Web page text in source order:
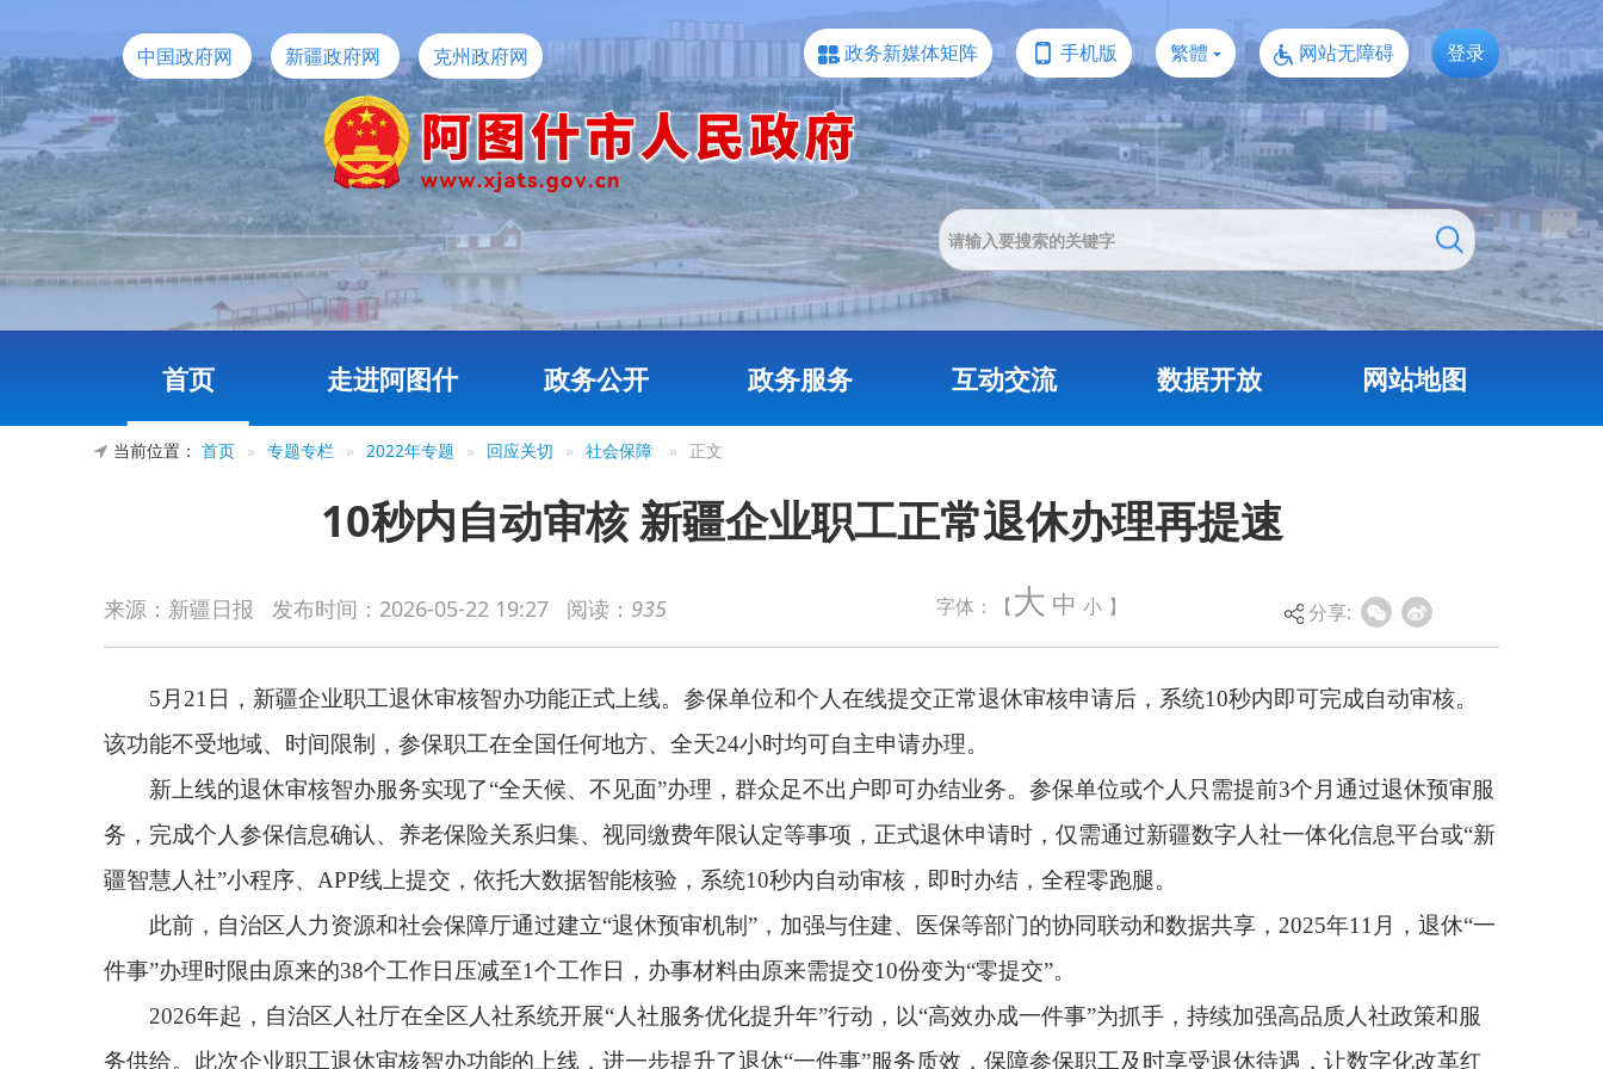
中国政府网 新疆政府网 克州政府网 政务新媒体矩阵 手机版 繁體 网站无障碍 登录
首页 走进阿图什 政务公开 政务服务 互动交流 数据开放 网站地图
当前位置： 首页 » 专题专栏 » 2022年专题 » 回应关切 » 社会保障 » 正文
10秒内自动审核 新疆企业职工正常退休办理再提速
来源：新疆日报 发布时间： 2026-05-22 19:27 阅读： 935 字体：【大 中 小 】 分享:
5月21日，新疆企业职工退休审核智办功能正式上线。参保单位和个人在线提交正常退休审核申请后，系统10秒内即可完成自动审核。
该功能不受地域、时间限制，参保职工在全国任何地方、全天24小时均可自主申请办理。
务，完成个人参保信息确认、养老保险关系归集、视同缴费年限认定等事项，正式退休申请时，仅需通过新疆数字人社一体化信息平台或“新
疆智慧人社”小程序、APP线上提交，依托大数据智能核验，系统10秒内自动审核，即时办结，全程零跑腿。
2026年起，自治区人社厅在全区人社系统开展“人社服务优化提升年”行动，以“高效办成一件事”为抓手，持续加强高品质人社政策和服
务供给。此次企业职工退休审核智办功能的上线，进一步提升了退休“一件事”服务质效，保障参保职工及时享受退休待遇，让数字化改革红
利惠及更多企业和群众，真正实现“数据多跑路、群众少跑腿”。
自治区人社厅特别提醒：根据国家延迟法定退休年龄政策要求，职工所在单位或个人应不晚于职工自己选择的退休时间当月，按规定向